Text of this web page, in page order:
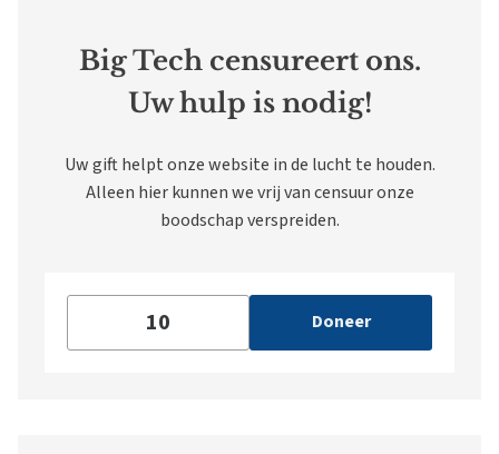
Big Tech censureert ons.
Uw hulp is nodig!
Uw gift helpt onze website in de lucht te houden.
Alleen hier kunnen we vrij van censuur onze
boodschap verspreiden.
Doneer